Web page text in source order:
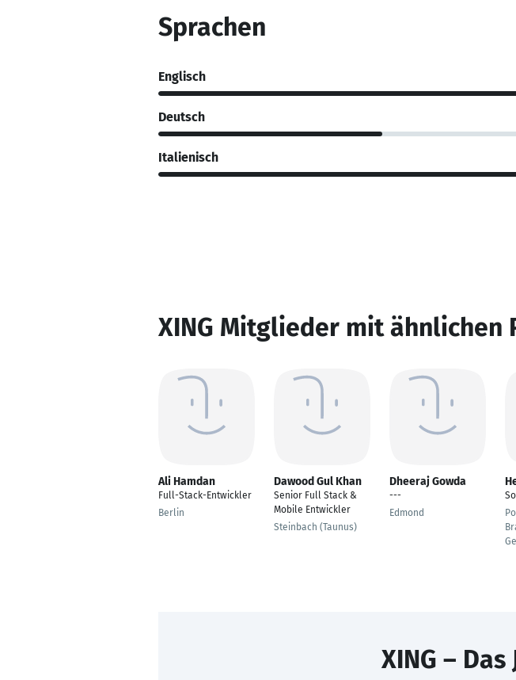
Sprachen
Englisch
Deutsch
Italienisch
XING Mitglieder mit ähnlichen
Ali Hamdan
Full-Stack-Entwickler
Berlin
Dawood Gul Khan
Senior Full Stack &
Mobile Entwickler
Steinbach (Taunus)
Dheeraj Gowda
---
Edmond
XING –